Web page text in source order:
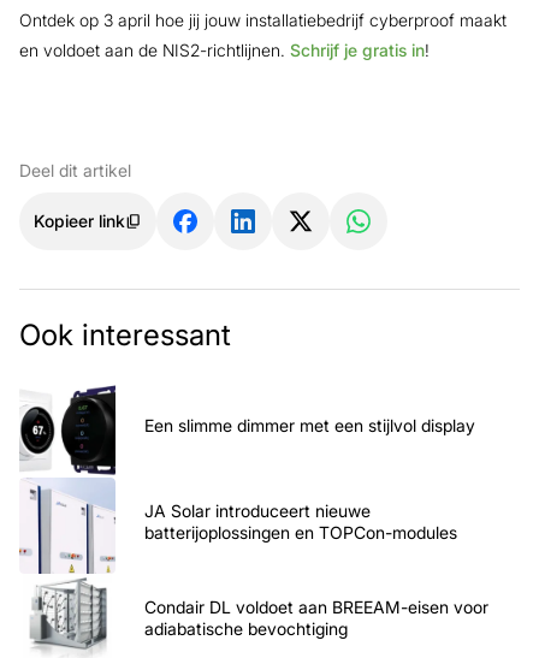
Ontdek op 3 april hoe jij jouw installatiebedrijf cyberproof maakt
en voldoet aan de NIS2-richtlijnen. Schrijf je gratis in!
Deel dit artikel
Kopieer link
Ook interessant
Een slimme dimmer met een stijlvol display
JA Solar introduceert nieuwe
batterijoplossingen en TOPCon-modules
Condair DL voldoet aan BREEAM-eisen voor
adiabatische bevochtiging